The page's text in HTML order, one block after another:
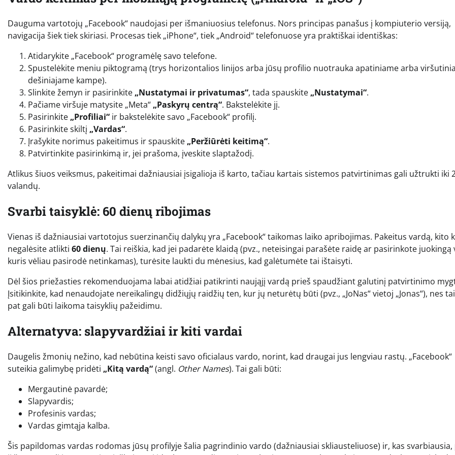
Dauguma vartotojų „Facebook“ naudojasi per išmaniuosius telefonus. Nors principas panašus į kompiuterio versiją,
navigacija šiek tiek skiriasi. Procesas tiek „iPhone“, tiek „Android“ telefonuose yra praktiškai identiškas:
Atidarykite „Facebook“ programėlę savo telefone.
Spustelėkite meniu piktogramą (trys horizontalios linijos arba jūsų profilio nuotrauka apatiniame arba
dešiniajame kampe).
Slinkite žemyn ir pasirinkite „Nustatymai ir privatumas“, tada spauskite „Nustatymai“.
Pačiame viršuje matysite „Meta“ „Paskyrų centrą“. Bakstelėkite jį.
Pasirinkite „Profiliai“ ir bakstelėkite savo „Facebook“ profilį.
Pasirinkite skiltį „Vardas“.
Įrašykite norimus pakeitimus ir spauskite „Peržiūrėti keitimą“.
Patvirtinkite pasirinkimą ir, jei prašoma, įveskite slaptažodį.
Atlikus šiuos veiksmus, pakeitimai dažniausiai įsigalioja iš karto, tačiau kartais sistemos patvirtinimas gali užtrukti iki
valandų.
Svarbi taisyklė: 60 dienų ribojimas
Vienas iš dažniausiai vartotojus suerzinančių dalykų yra „Facebook“ taikomas laiko apribojimas. Pakeitus vardą, kito
negalėsite atlikti 60 dienų. Tai reiškia, kad jei padarėte klaidą (pvz., neteisingai parašėte raidę ar pasirinkote juokingą
kuris vėliau pasirodė netinkamas), turėsite laukti du mėnesius, kad galėtumėte tai ištaisyti.
Dėl šios priežasties rekomenduojama labai atidžiai patikrinti naująjį vardą prieš spaudžiant galutinį patvirtinimo
Įsitikinkite, kad nenaudojate nereikalingų didžiųjų raidžių ten, kur jų neturėtų būti (pvz., „JoNas“ vietoj „Jonas“), nes
pat gali būti laikoma taisyklių pažeidimu.
Alternatyva: slapyvardžiai ir kiti vardai
Daugelis žmonių nežino, kad nebūtina keisti savo oficialaus vardo, norint, kad draugai jus lengviau rastų. „Facebook“
suteikia galimybę pridėti „Kitą vardą“(angl. Other Names). Tai gali būti:
Mergautinė pavardė;
Slapyvardis;
Profesinis vardas;
Vardas gimtąja kalba.
Šis papildomas vardas rodomas jūsų profilyje šalia pagrindinio vardo (dažniausiai skliausteliuose) ir, kas svarbiausia,